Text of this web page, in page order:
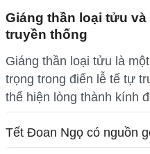
Giáng thần loại tửu
truyền thống
Giáng thần loại tửu là
trọng trong điển lễ tế tự
thể hiện lòng thành kính
Tết Đoan Ngọ có nguồn